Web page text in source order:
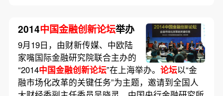
2014中国金融创新论坛举办
9月19日，由财新传媒、中欧陆
家嘴国际金融研究院联合主办的
“2014中国金融创新论坛”在上海举办。 论坛以“金
融市场化改革的关键任务”为主题，邀请到全国人